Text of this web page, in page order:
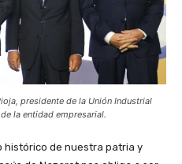
presidente de la Unión Industrial
la entidad empresarial.
histórico de nuestra patria y